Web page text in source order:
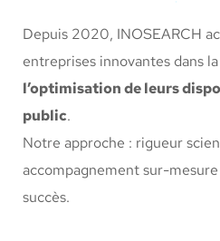
Depuis 2020, INOSEARCH
entreprises innovantes dans la
l’optimisation de leurs
public.
Notre approche : rigueur
accompagnement sur-
succès.